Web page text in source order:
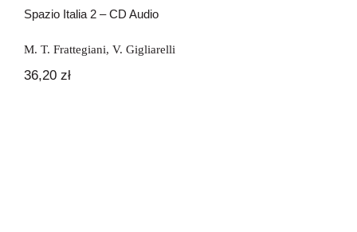
Spazio Italia 2 – CD Audio
M. T. Frattegiani, V. Gigliarelli
36,20 zł